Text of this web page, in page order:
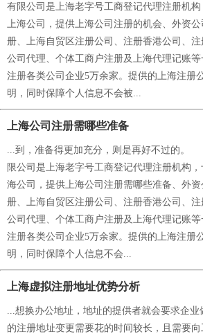
有限公司是上海老字号工商登记代理注册机
上海公司，提供上海公司注册的机会、外资
册、上海自贸区注册公司、注册香港公司、
公司代理、个体工商户注册及上海代理记账
注册各类公司企业5万余家。提供的上海注册
明，同时保障个人信息不会被...
上海公司注册需哪些准备
...到，准备得更加充分，则是再好不过的
限公司是上海老字号工商登记代理注册机构
海公司，提供上海公司注册需哪些准备、外
册、上海自贸区注册公司、注册香港公司、
公司代理、个体工商户注册及上海代理记账
注册各类公司企业5万余家。提供的上海注册
明，同时保障个人信息不会...
上海虚拟注册地址优势分析
...想换办公地址，地址的提供者就会要求企
的注册地址变更需要花的时间较长，且需要向